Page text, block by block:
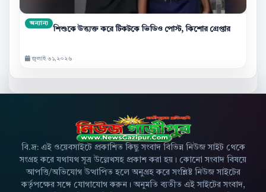
অন্যান্য
শিশুকে উত্ত্যক্ত করে টিকটকে ভিডিও পোস্ট, কিশোর গ্রেপ্তার
জুলাই ৩১,২০২৬
বি.দ্র: এই ওয়েবসাইটে প্রকাশিত কিছু সংবাদ বিভিন্ন নিউজ সাইট থেকে
সংগ্রহ করে যথাযথ সূত্র উল্লেখসহ প্রকাশ করা হয়। কোনো সংবাদ বিষয়ে
আপত্তি/অভিযোগ উত্থাপিত হলে অনুগ্রহ করে সংশ্লিষ্ট নিউজ সাইটের
কর্তৃপক্ষের সঙ্গে যোগাযোগ করুন। অনুমতি ব্যতীত এই সাইটের সংবাদ,